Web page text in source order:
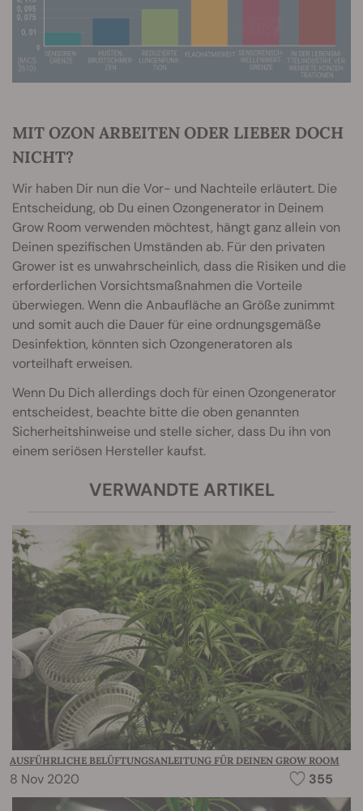
MIT OZON ARBEITEN ODER LIEBER DOCH
NICHT?
Wir haben Dir nun die Vor- und Nachteile erläutert. Die
Entscheidung, ob Du einen Ozongenerator in Deinem
Grow Room verwenden möchtest, hängt ganz allein von
Deinen spezifischen Umständen ab. Für den privaten
Grower ist es unwahrscheinlich, dass die Risiken und die
erforderlichen Vorsichtsmaßnahmen die Vorteile
überwiegen. Wenn die Anbaufläche an Größe zunimmt
und somit auch die Dauer für eine ordnungsgemäße
Desinfektion, könnten sich Ozongeneratoren als
vorteilhaft erweisen.
Wenn Du Dich allerdings doch für einen Ozongenerator
entscheidest, beachte bitte die oben genannten
Sicherheitshinweise und stelle sicher, dass Du ihn von
einem seriösen Hersteller kaufst.
VERWANDTE ARTIKEL
AUSFÜHRLICHE BELÜFTUNGSANLEITUNG FÜR DEINEN GROW ROOM
8 Nov 2020 355